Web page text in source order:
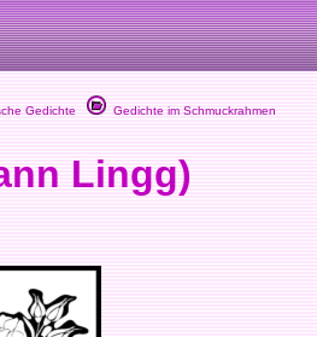
Gedichte Gedichte im Schmuckrahmen
Lingg)